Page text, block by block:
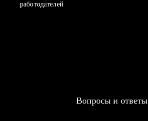
работодателей
Вопросы и ответы